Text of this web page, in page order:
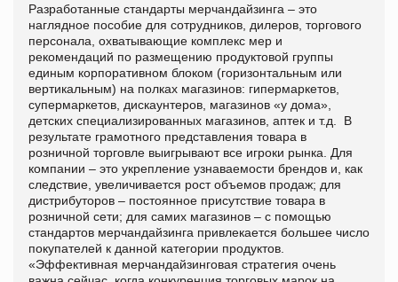
Разработанные стандарты мерчандайзинга – это
наглядное пособие для сотрудников, дилеров, торгового
персонала, охватывающие комплекс мер и
рекомендаций по размещению продуктовой группы
единым корпоративном блоком (горизонтальным или
вертикальным) на полках магазинов: гипермаркетов,
супермаркетов, дискаунтеров, магазинов «у дома»,
детских специализированных магазинов, аптек и т.д. В
результате грамотного представления товара в
розничной торговле выигрывают все игроки рынка. Для
компании – это укрепление узнаваемости брендов и, как
следствие, увеличивается рост объемов продаж; для
дистрибуторов – постоянное присутствие товара в
розничной сети; для самих магазинов – с помощью
стандартов мерчандайзинга привлекается большее число
покупателей к данной категории продуктов.
«Эффективная мерчандайзинговая стратегия очень